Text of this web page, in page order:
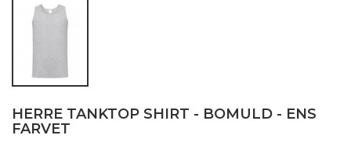
HERRE TANKTOP SHIRT - BOMULD - ENS
FARVET